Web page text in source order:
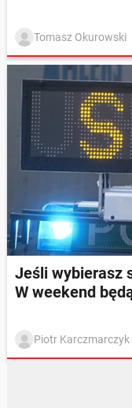
Tomasz Okurowski
Jeśli wybierasz
W weekend
Piotr Karczmarczyk